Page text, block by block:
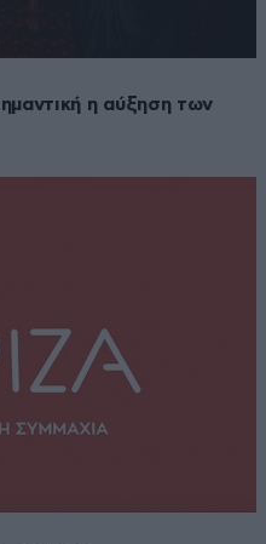
η αύξηση των